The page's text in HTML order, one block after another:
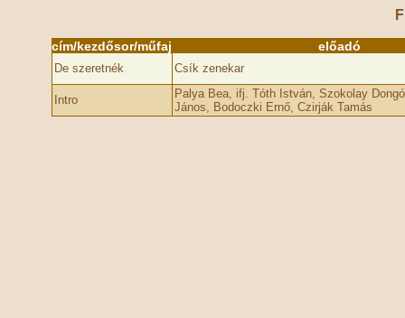
cím/kezdősor/műfaj előadó
De szeretnék Csík zenekar
Intro
Palya Bea, ifj. Tóth István, Szokolay
János, Bodoczki Ernő, Czirják Tamás